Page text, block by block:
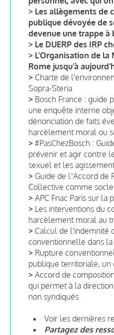
> Les allègements de
publique dévoyée de
devenue une trappe à
> Le DUERP des IRP
> L’Organisation de la
Rome jusqu’à
> Charte de
Sopra-Steria
> Bosch France : guide
une enquête interne
dénonciation de faits
harcèlement moral ou
> #PasChezBosch :
prévenir et agir contre
sexuel et les
> Guide de lʼAccord de
Collective comme
> APC Fnac Paris sur la
> Les interventions du
harcèlement moral au
> Calcul de l'indemnité
conventionnelle dans
> Rupture
publique territoriale, un
> Accord de
qui permet à la
non syndiqués
Voir les dernières
Partagez des